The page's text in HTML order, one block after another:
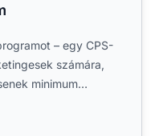
– egy CPS-
számára,
minimum